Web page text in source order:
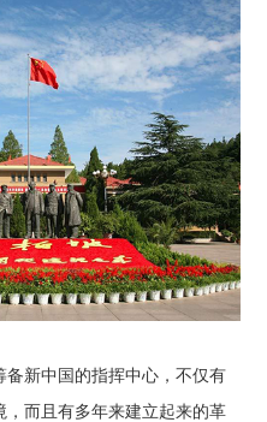
新中国的指挥中心，不仅有
而且有多年来建立起来的革